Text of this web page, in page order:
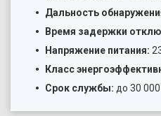
Дальность
Время задержки
Напряжение питания:
Класс
Срок службы: до 30